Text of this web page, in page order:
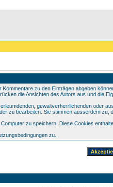
zu den Einträgen abgeben
die Ansichten des Autors aus und die
gewaltverherrlichenden oder
zu bearbeiten. Sie stimmen ausserdem
zu speichern. Diese Cookies
zu.